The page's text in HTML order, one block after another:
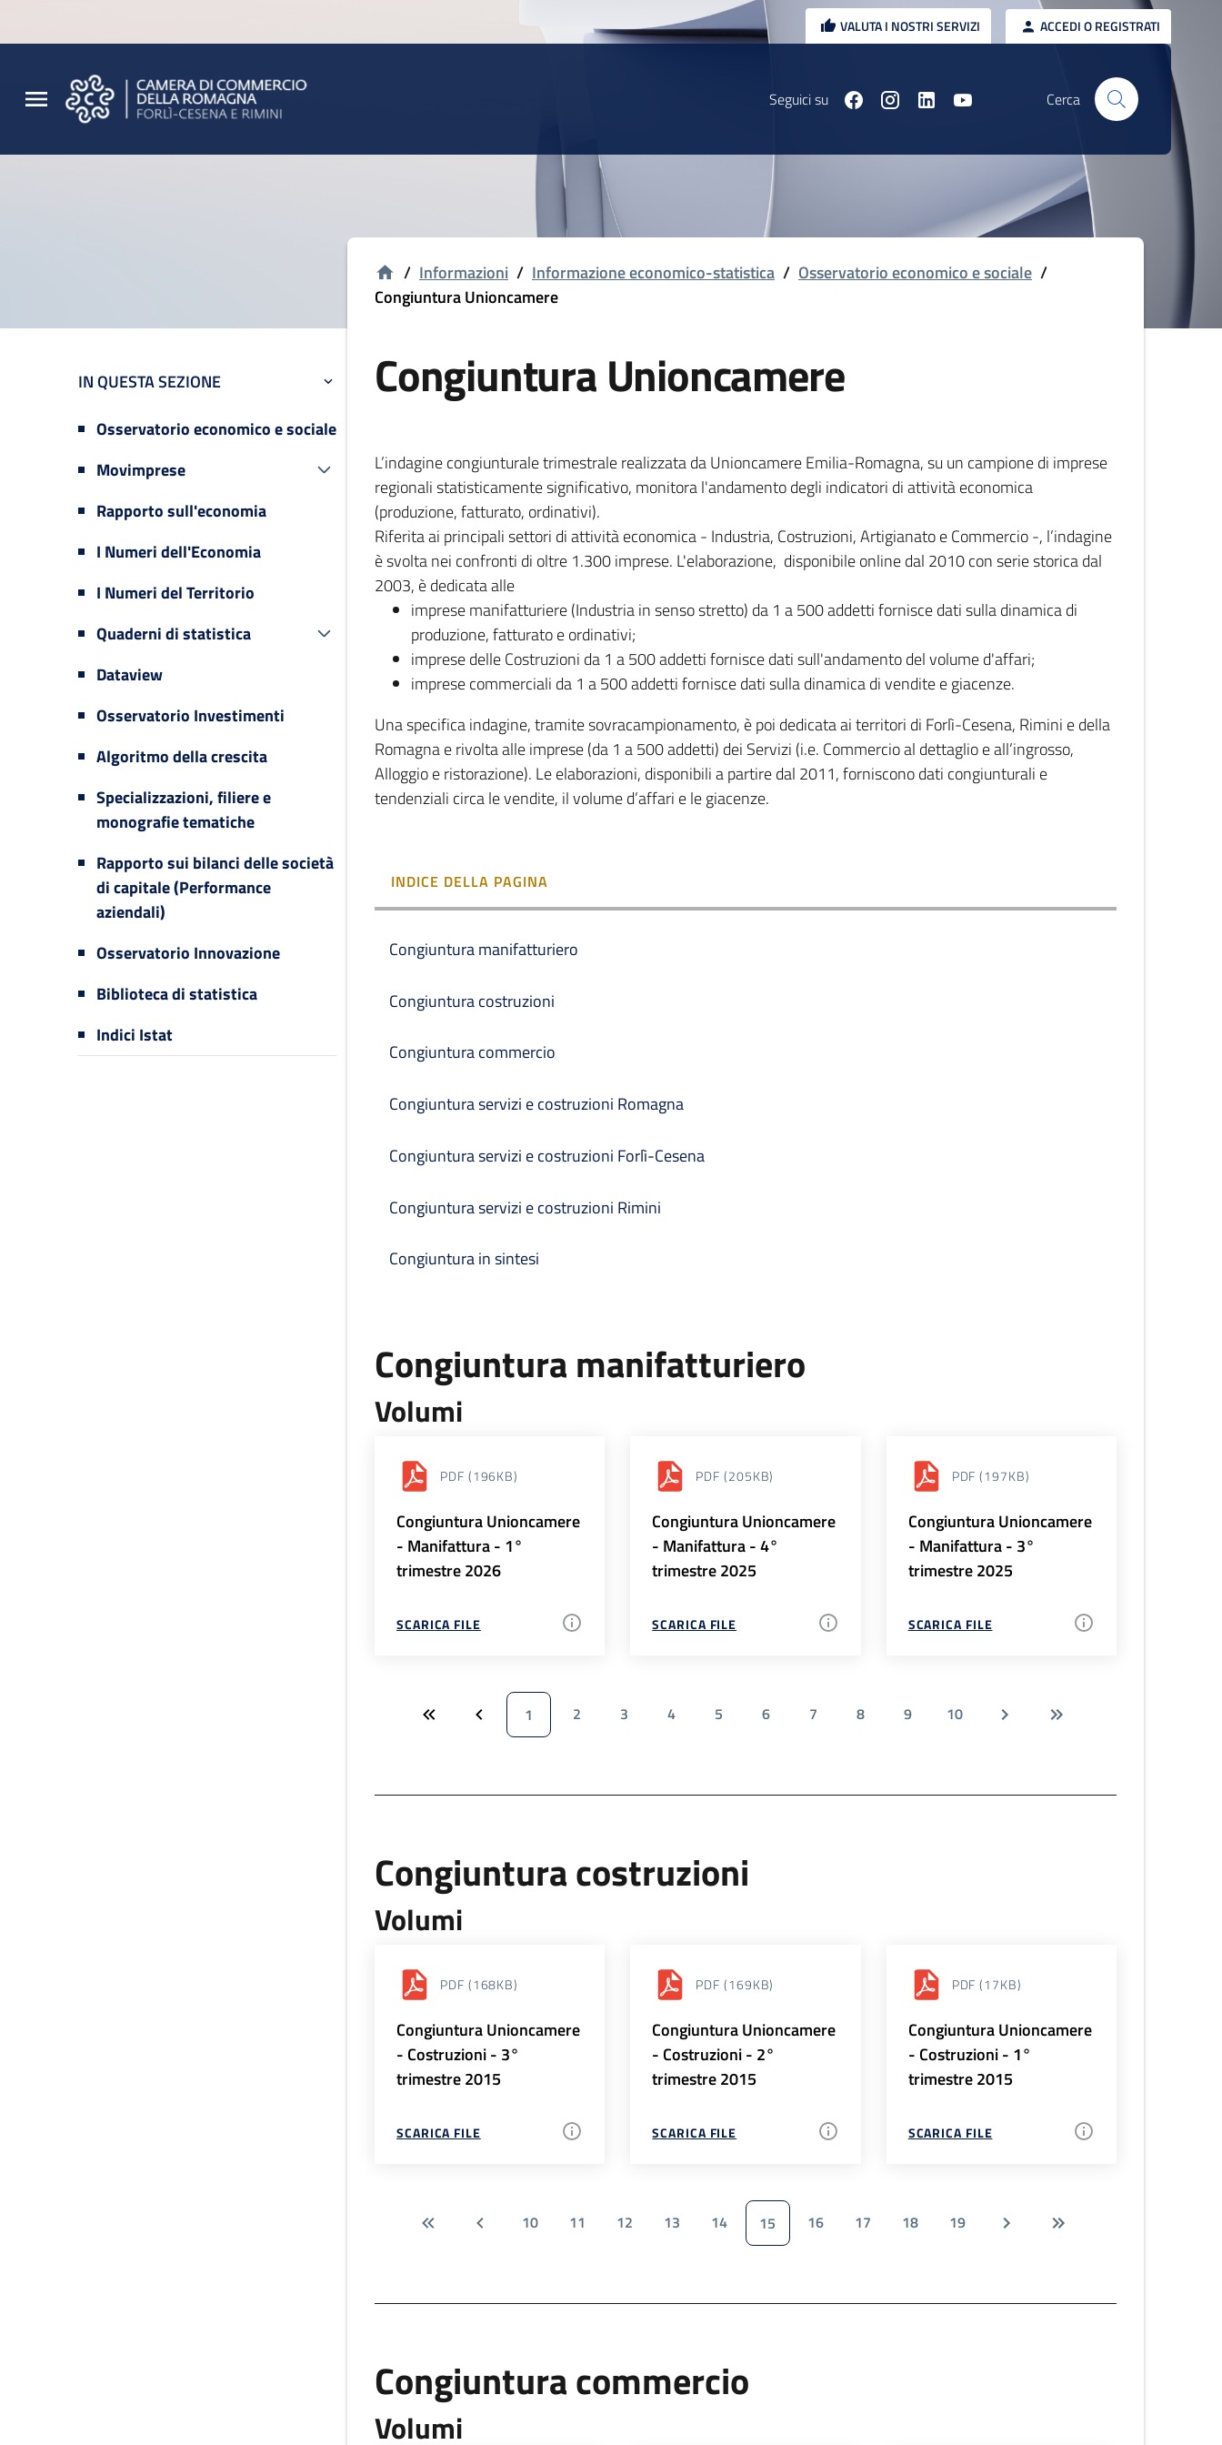
VALUTA I NOSTRI SERVIZI ACCEDI O REGISTRATI
Seguici su Cerca
IN QUESTA SEZIONE
Osservatorio economico e sociale
Movimprese
Rapporto sull'economia
I Numeri dell'Economia
I Numeri del Territorio
Quaderni di statistica
Dataview
Osservatorio Investimenti
Algoritmo della crescita
Specializzazioni, filiere e
monografie tematiche
Rapporto sui bilanci delle società
di capitale (Performance
aziendali)
Osservatorio Innovazione
Biblioteca di statistica
Indici Istat
/ Informazioni / Informazione economico-statistica / Osservatorio economico e sociale /
Congiuntura Unioncamere
Congiuntura Unioncamere
L’indagine congiunturale trimestrale realizzata da Unioncamere Emilia-Romagna, su un campione di imprese
regionali statisticamente significativo, monitora l'andamento degli indicatori di attività economica
(produzione, fatturato, ordinativi).
Riferita ai principali settori di attività economica - Industria, Costruzioni, Artigianato e Commercio -, l’indagine
è svolta nei confronti di oltre 1.300 imprese. L'elaborazione, disponibile online dal 2010 con serie storica dal
2003, è dedicata alle
imprese manifatturiere (Industria in senso stretto) da 1 a 500 addetti fornisce dati sulla dinamica di
produzione, fatturato e ordinativi;
imprese delle Costruzioni da 1 a 500 addetti fornisce dati sull'andamento del volume d'affari;
imprese commerciali da 1 a 500 addetti fornisce dati sulla dinamica di vendite e giacenze.
Una specifica indagine, tramite sovracampionamento, è poi dedicata ai territori di Forlì-Cesena, Rimini e della
Romagna e rivolta alle imprese (da 1 a 500 addetti) dei Servizi (i.e. Commercio al dettaglio e all’ingrosso,
Alloggio e ristorazione). Le elaborazioni, disponibili a partire dal 2011, forniscono dati congiunturali e
tendenziali circa le vendite, il volume d’affari e le giacenze.
INDICE DELLA PAGINA
Congiuntura manifatturiero
Congiuntura costruzioni
Congiuntura commercio
Congiuntura servizi e costruzioni Romagna
Congiuntura servizi e costruzioni Forlì-Cesena
Congiuntura servizi e costruzioni Rimini
Congiuntura in sintesi
Congiuntura manifatturiero
Volumi
PDF (196KB)
Congiuntura Unioncamere
- Manifattura - 1°
trimestre 2026
SCARICA FILE
PDF (205KB)
Congiuntura Unioncamere
- Manifattura - 4°
trimestre 2025
SCARICA FILE
PDF (197KB)
Congiuntura Unioncamere
- Manifattura - 3°
trimestre 2025
SCARICA FILE
1 2 3 4 5 6 7 8 9 10
Congiuntura costruzioni
Volumi
PDF (168KB)
Congiuntura Unioncamere
- Costruzioni - 3°
trimestre 2015
SCARICA FILE
PDF (169KB)
Congiuntura Unioncamere
- Costruzioni - 2°
trimestre 2015
SCARICA FILE
PDF (17KB)
Congiuntura Unioncamere
- Costruzioni - 1°
trimestre 2015
SCARICA FILE
10 11 12 13 14 15 16 17 18 19
Congiuntura commercio
Volumi